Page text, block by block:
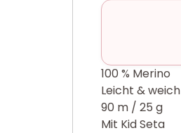
100 % Merino
Leicht & weich
90 m / 25 g
Mit Kid Seta